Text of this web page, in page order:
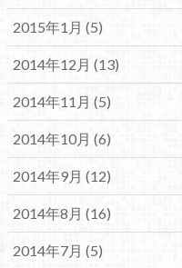
2015年1月 (5)
2014年12月 (13)
2014年11月 (5)
2014年10月 (6)
2014年9月 (12)
2014年8月 (16)
2014年7月 (5)